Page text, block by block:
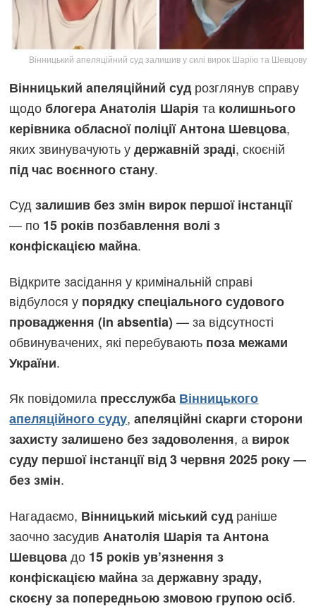
Вінницький апеляційний суд залишив у силі вирок Шарію та Шевцову
Вінницький апеляційний суд розглянув справу
щодоблогера Анатолія Шарія та колишнього
керівника обласної поліції Антона Шевцова,
яких звинувачують удержавній зраді, скоєній
під час воєнного стану.
Судзалишив без змін вирок першої інстанції
— по 15 років позбавлення волі з
конфіскацією майна.
Відкрите засідання у кримінальній справі
відбулося у порядку спеціального судового
провадження (in absentia) — за відсутності
обвинувачених, які перебувають поза межами
України.
Як повідомила пресслужба Вінницького
апеляційного суду,апеляційні скарги сторони
захисту залишено без задоволення, а вирок
суду першої інстанції від 3 червня 2025 року —
без змін.
Нагадаємо, Вінницький міський суд раніше
заочно засудив Анатолія Шарія та Антона
Шевцовадо 15 років ув’язнення з
конфіскацією майназадержавну зраду,
скоєну за попередньою змовою групою осіб.